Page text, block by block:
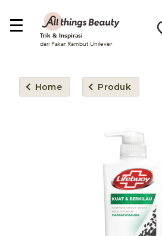
Trik & Inspirasi
dari Pakar Rambut Unilever
Home Produk